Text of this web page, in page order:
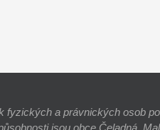
fyzických a právnických osob
jsou obce Čeladná,